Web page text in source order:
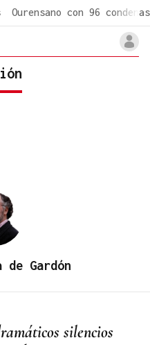
Ourensano con 96 condenas
Gardón
silencios